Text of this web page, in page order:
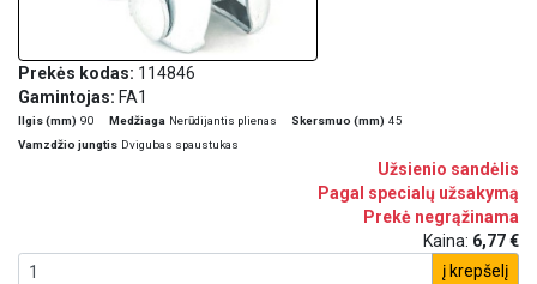
Prekės kodas: 114846
Gamintojas: FA1
Ilgis (mm) 90 Medžiaga Nerūdijantis plienas Skersmuo (mm) 45
Vamzdžio jungtis Dvigubas spaustukas
Užsienio sandėlis
Pagal specialų užsakymą
Prekė negrąžinama
Kaina: 6,77 €
į krepšelį